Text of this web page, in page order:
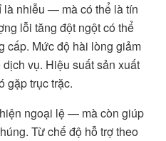
nhiễu — mà có thể là tín
lỗi tăng đột ngột có thể
cấp. Mức độ hài lòng giảm
vụ. Hiệu suất sản xuất
gặp trục trặc.
ngoại lệ — mà còn giúp
Từ chế độ hỗ trợ theo